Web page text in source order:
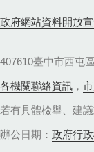
政府網站資料開放
407610臺中市西屯
各機關聯絡資訊 ，
若有具體檢舉、建
辦公日期： 政府行